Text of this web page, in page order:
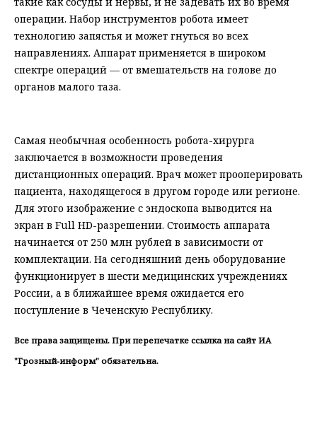
операции. Набор инструментов робота имеет
технологию запястья и может гнуться во всех
направлениях. Аппарат применяется в широком
спектре операций — от вмешательств на голове до
органов малого таза.
Самая необычная особенность робота-хирурга
заключается в возможности проведения
дистанционных операций. Врач может прооперировать
пациента, находящегося в другом городе или регионе.
Для этого изображение с эндоскопа выводится на
экран в Full HD-разрешении. Стоимость аппарата
начинается от 250 млн рублей в зависимости от
комплектации. На сегодняшний день оборудование
функционирует в шести медицинских учреждениях
России, а в ближайшее время ожидается его
поступление в Чеченскую Республику.
Все права защищены. При перепечатке ссылка на сайт ИА
"Грозный-информ" обязательна.